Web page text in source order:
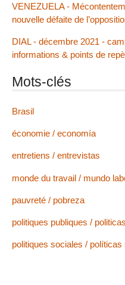
VENEZUELA -
nouvelle défaite de
DIAL - décembre 2021 -
informations & points de
Mots-clés
Brasil
économie / economía
entretiens / entrevistas
monde du travail / mundo
pauvreté / pobreza
politiques publiques /
politiques sociales / políticas